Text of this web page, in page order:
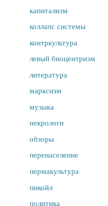
капитализм
коллапс системы
контркультура
левый биоцентризм
литература
марксизм
музыка
некрологи
обзоры
перенаселение
пермакультура
пикойл
политика